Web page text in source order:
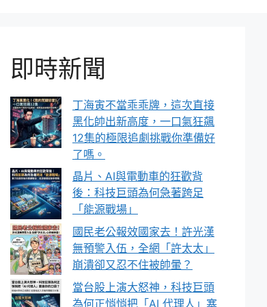
即時新聞
丁海寅不當乖乖牌，這次直接
黑化帥出新高度，一口氣狂飆
12集的極限追劇挑戰你準備好
了嗎。
晶片、AI與電動車的狂歡背
後：科技巨頭為何急著跨足
「能源戰場」
國民老公報效國家去！許光漢
無預警入伍，全網「許太太」
崩潰卻又忍不住被帥暈？
當台股上演大怒神，科技巨頭
為何正悄悄把「AI 代理人」塞